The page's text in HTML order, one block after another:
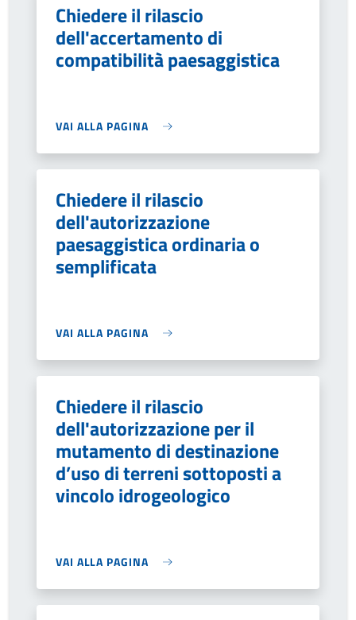
Chiedere il rilascio
dell'accertamento di
compatibilità paesaggistica
VAI ALLA PAGINA
Chiedere il rilascio
dell'autorizzazione
paesaggistica ordinaria o
semplificata
VAI ALLA PAGINA
Chiedere il rilascio
dell'autorizzazione per il
mutamento di destinazione
d’uso di terreni sottoposti a
vincolo idrogeologico
VAI ALLA PAGINA